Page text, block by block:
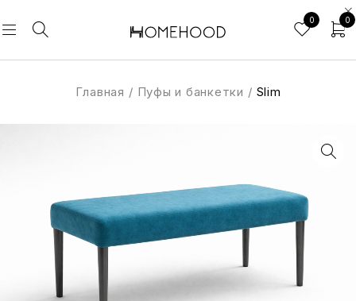
0 0
Главная / Пуфы и банкетки / Slim